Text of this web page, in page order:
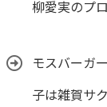
柳愛実のプ
モスバーガ
子は雑賀サ